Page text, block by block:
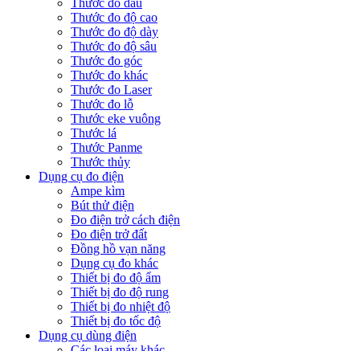
Thước đo dầu
Thước đo độ cao
Thước đo độ dày
Thước đo độ sâu
Thước đo góc
Thước đo khác
Thước đo Laser
Thước đo lỗ
Thước eke vuông
Thước lá
Thước Panme
Thước thủy
Dụng cụ đo điện
Ampe kìm
Bút thử điện
Đo điện trở cách điện
Đo điện trở đất
Đồng hồ vạn năng
Dụng cụ đo khác
Thiết bị đo độ ẩm
Thiết bị đo độ rung
Thiết bị đo nhiệt độ
Thiết bị đo tốc độ
Dụng cụ dùng điện